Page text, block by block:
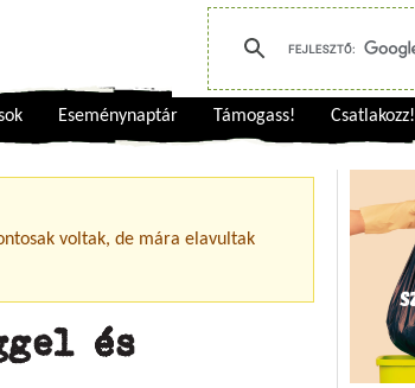
Eseménynaptár Támogass! Csatlakozz!
voltak, de mára elavultak
és